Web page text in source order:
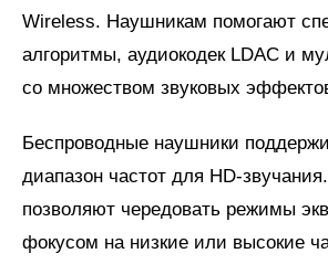
Wireless. Наушникам помогают
алгоритмы, аудиокодек LDAC и
со множеством звуковых
Беспроводные наушники
диапазон частот для HD-
позволяют чередовать режимы
фокусом на низкие или высокие